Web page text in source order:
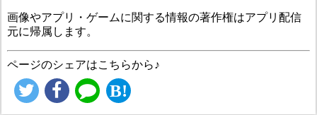
画像やアプリ・ゲームに関する情報の著作権はアプリ配信
元に帰属します。
ページのシェアはこちらから♪